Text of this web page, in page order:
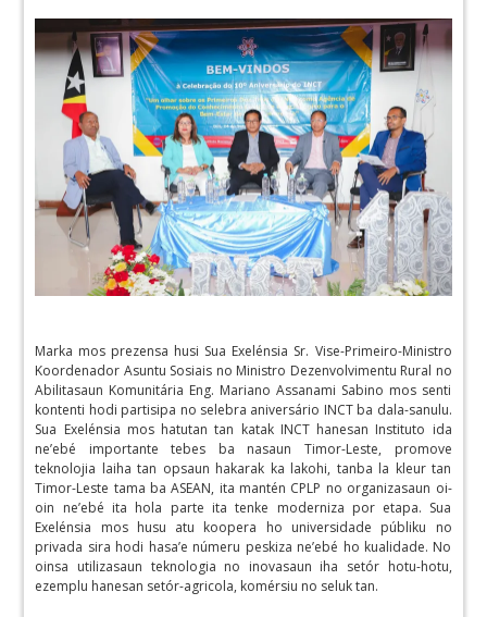
Marka mos prezensa husi Sua Exelénsia Sr. Vise-Primeiro-Ministro
Koordenador Asuntu Sosiais no Ministro Dezenvolvimentu Rural no
Abilitasaun Komunitária Eng. Mariano Assanami Sabino mos senti
kontenti hodi partisipa no selebra aniversário INCT ba dala-sanulu.
Sua Exelénsia mos hatutan tan katak INCT hanesan Instituto ida
ne’ebé importante tebes ba nasaun Timor-Leste, promove
teknolojia laiha tan opsaun hakarak ka lakohi, tanba la kleur tan
Timor-Leste tama ba ASEAN, ita mantén CPLP no organizasaun oi-
oin ne’ebé ita hola parte ita tenke moderniza por etapa. Sua
Exelénsia mos husu atu koopera ho universidade públiku no
privada sira hodi hasa’e númeru peskiza ne’ebé ho kualidade. No
oinsa utilizasaun teknologia no inovasaun iha setór hotu-hotu,
ezemplu hanesan setór-agricola, komérsiu no seluk tan.